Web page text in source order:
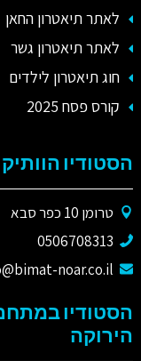
לאתר תיאטרון החאן
לאתר תיאטרון גשר
חוג תיאטרון לילדים
קורס פסח 2025
הסטודיו הוותיק
טרומן 10 כפר סבא
0506708313
noar.co.il
הסטודיו
הירוקה